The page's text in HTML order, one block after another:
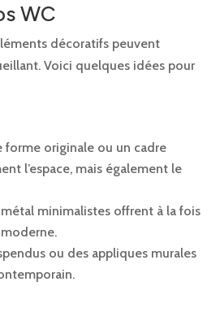
WC
décoratifs peuvent
Voici quelques idées pour
originale ou un cadre
l’espace, mais également le
minimalistes offrent à la fois
ou des appliques murales